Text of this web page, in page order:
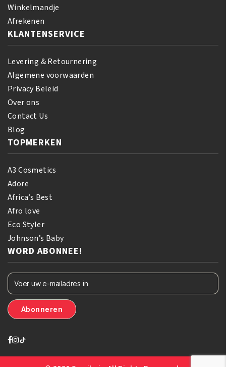
Winkelmandje
Afrekenen
KLANTENSERVICE
Levering & Retournering
Algemene voorwaarden
Privacy Beleid
Over ons
Contact Us
Blog
TOPMERKEN
A3 Cosmetics
Adore
Africa’s Best
Afro love
Eco Styler
Johnson’s Baby
WORD ABONNEE!